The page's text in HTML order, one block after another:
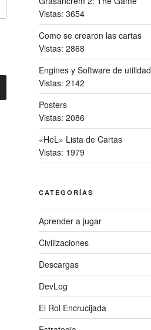
Vistas: 3654
Como se crearon las cartas
Vistas: 2868
Engines y Software de utilidad
Vistas: 2142
Posters
Vistas: 2086
«HeL» Lista de Cartas
Vistas: 1979
CATEGORÍAS
Aprender a jugar
Civilizaciones
Descargas
DevLog
El Rol Encrucijada